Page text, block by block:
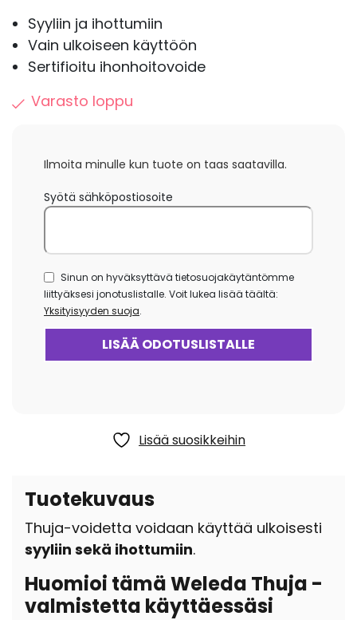
Syyliin ja ihottumiin
Vain ulkoiseen käyttöön
Sertifioitu ihonhoitovoide
Varasto loppu
Ilmoita minulle kun tuote on taas saatavilla.
Syötä sähköpostiosoite
Sinun on hyväksyttävä tietosuojakäytäntömme
liittyäksesi jonotuslistalle. Voit lukea lisää täältä:
Yksityisyyden suoja.
Lisää suosikkeihin
Tuotekuvaus
Thuja-voidetta voidaan käyttää ulkoisesti
syyliin sekä ihottumiin.
Huomioi tämä Weleda Thuja -
valmistetta käyttäessäsi